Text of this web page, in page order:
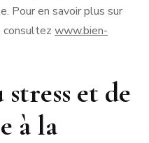
Pour en savoir plus sur
consultez www.bien-
et de
à la